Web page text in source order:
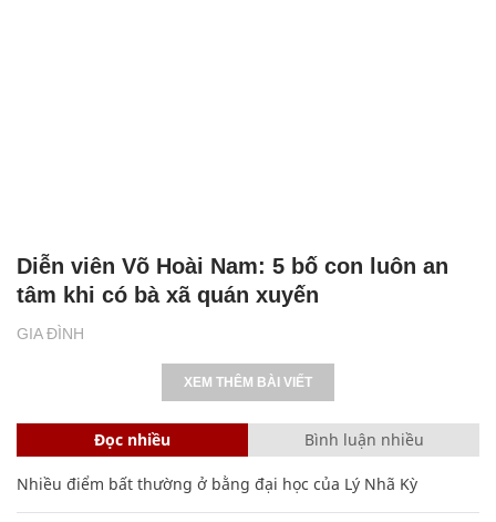
GIA ĐÌNH
Diễn viên Võ Hoài Nam: 5 bố con luôn an
tâm khi có bà xã quán xuyến
XEM THÊM BÀI VIẾT
Đọc nhiều Bình luận nhiều
Nhiều điểm bất thường ở bằng đại học của Lý Nhã Kỳ